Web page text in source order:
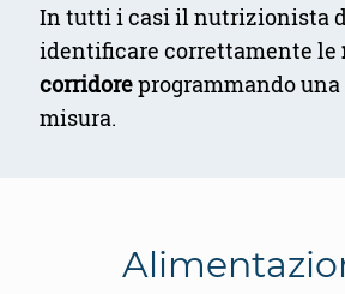
In tutti i casi il nutrizionista
identificare correttamente le
corridoreprogrammando
misura.